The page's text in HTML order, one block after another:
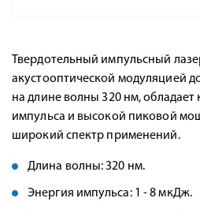
Твердотельный импульсный
акустооптической модуляцией
на длине волны 320 нм,
импульса и высокой пиковой
широкий спектр применений.
Длина волны: 320 нм.
Энергия импульса: 1 - 8 мкДж.